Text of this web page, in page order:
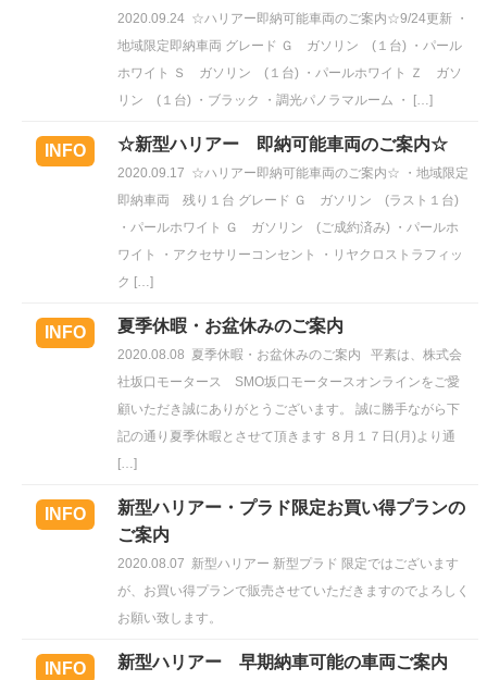
2020.09.24 ☆ハリアー即納可能車両のご案内☆9/24更新 ・
地域限定即納車両 グレード Ｇ ガソリン (１台) ・パール
ホワイト Ｓ ガソリン (１台) ・パールホワイト Ｚ ガソ
リン (１台) ・ブラック ・調光パノラマルーム ・ […]
INFO ☆新型ハリアー 即納可能車両のご案内☆
2020.09.17 ☆ハリアー即納可能車両のご案内☆ ・地域限定
即納車両 残り１台 グレード Ｇ ガソリン (ラスト１台)
・パールホワイト Ｇ ガソリン (ご成約済み) ・パールホ
ワイト ・アクセサリーコンセント ・リヤクロストラフィッ
ク […]
INFO 夏季休暇・お盆休みのご案内
2020.08.08 夏季休暇・お盆休みのご案内 平素は、株式会
社坂口モータース SMO坂口モータースオンラインをご愛
顧いただき誠にありがとうございます。 誠に勝手ながら下
記の通り夏季休暇とさせて頂きます ８月１７日(月)より通
[…]
INFO
新型ハリアー・プラド限定お買い得プランの
ご案内
2020.08.07 新型ハリアー 新型プラド 限定ではございます
が、お買い得プランで販売させていただきますのでよろしく
お願い致します。
INFO 新型ハリアー 早期納車可能の車両ご案内